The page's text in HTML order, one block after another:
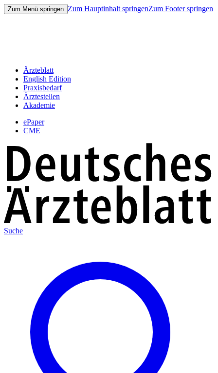
Zum Menü springen Zum Hauptinhalt springenZum Footer springen
Ärzteblatt
English Edition
Praxisbedarf
Ärztestellen
Akademie
ePaper
CME
Suche